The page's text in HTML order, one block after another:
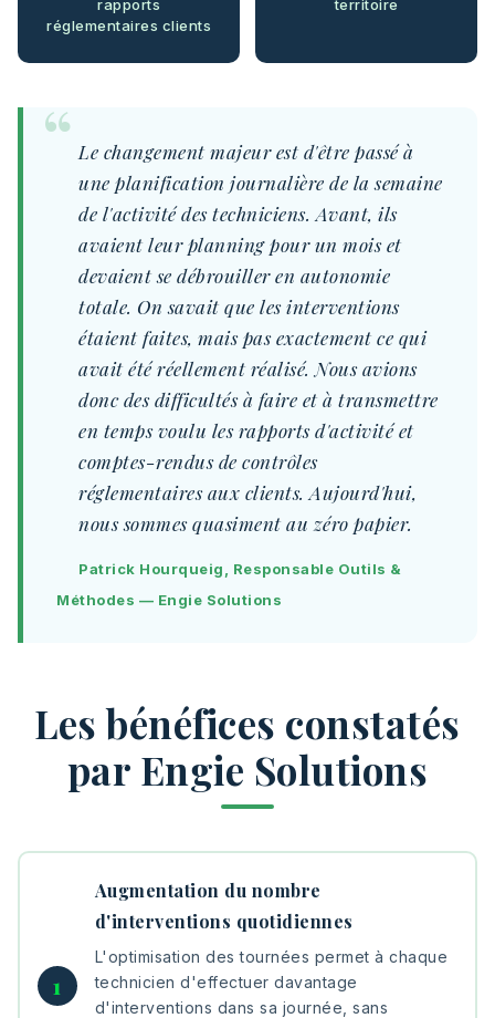
rapports
réglementaires clients
territoire
Le changement majeur est d'être passé à
une planification journalière de la semaine
de l'activité des techniciens. Avant, ils
avaient leur planning pour un mois et
devaient se débrouiller en autonomie
totale. On savait que les interventions
étaient faites, mais pas exactement ce qui
avait été réellement réalisé. Nous avions
donc des difficultés à faire et à transmettre
en temps voulu les rapports d'activité et
comptes-rendus de contrôles
réglementaires aux clients. Aujourd'hui,
nous sommes quasiment au zéro papier.
Patrick Hourqueig, Responsable Outils &
Méthodes — Engie Solutions
Les bénéfices constatés
par Engie Solutions
Augmentation du nombre
d'interventions quotidiennes
L'optimisation des tournées permet à chaque
technicien d'effectuer davantage
d'interventions dans sa journée, sans